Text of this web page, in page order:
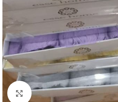
Resmi Büyüt